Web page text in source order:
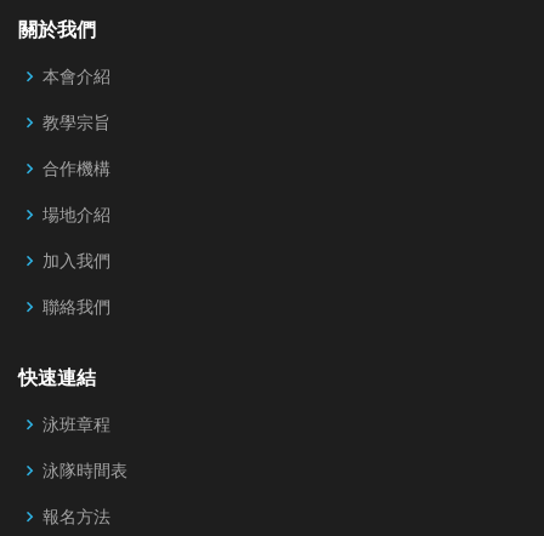
關於我們
本會介紹
教學宗旨
合作機構
場地介紹
加入我們
聯絡我們
快速連結
泳班章程
泳隊時間表
報名方法